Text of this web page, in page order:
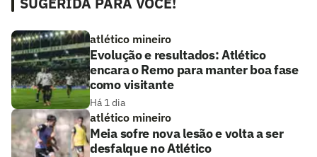
atlético mineiro
Evolução e resultados: Atlético
encara o Remo para manter boa fase
como visitante
Há 1 dia
atlético mineiro
Meia sofre nova lesão e volta a ser
desfalque no Atlético